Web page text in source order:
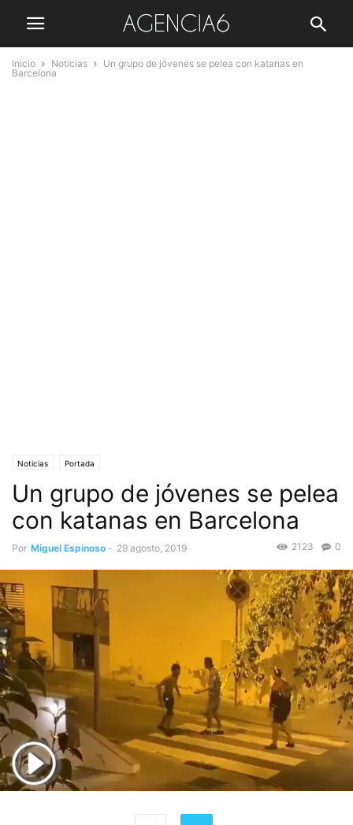
Inicio Noticias
Un grupo de jóvenes se pelea con katanas en
Barcelona
Noticias Portada
Un grupo de jóvenes se pelea
con katanas en Barcelona
Por Miguel Espinoso - 29 agosto, 2019 0
2123